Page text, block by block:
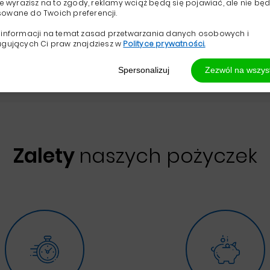
wyrazisz na to zgody, reklamy wciąż będą się pojawiać, ale nie
do Twoich preferencji.
informacji na temat zasad przetwarzania danych osobowych i
Ci praw znajdziesz w Polityce prywatności.
Spersonalizuj Zezwól na
od18lat
18 - 99 lat 100 zł - 100000 zł
2018 zł. Maks. RRSO: 36%
Zalety naszych pożyczek